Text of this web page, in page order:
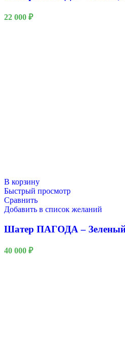
22 000 ₽
В корзину
Быстрый просмотр
Сравнить
Добавить в список желаний
Шатер ПАГОДА –
40 000 ₽